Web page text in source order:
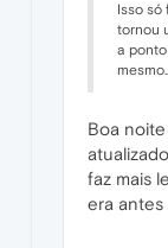
Isso só
tornou
a
Boa
faz mais
era